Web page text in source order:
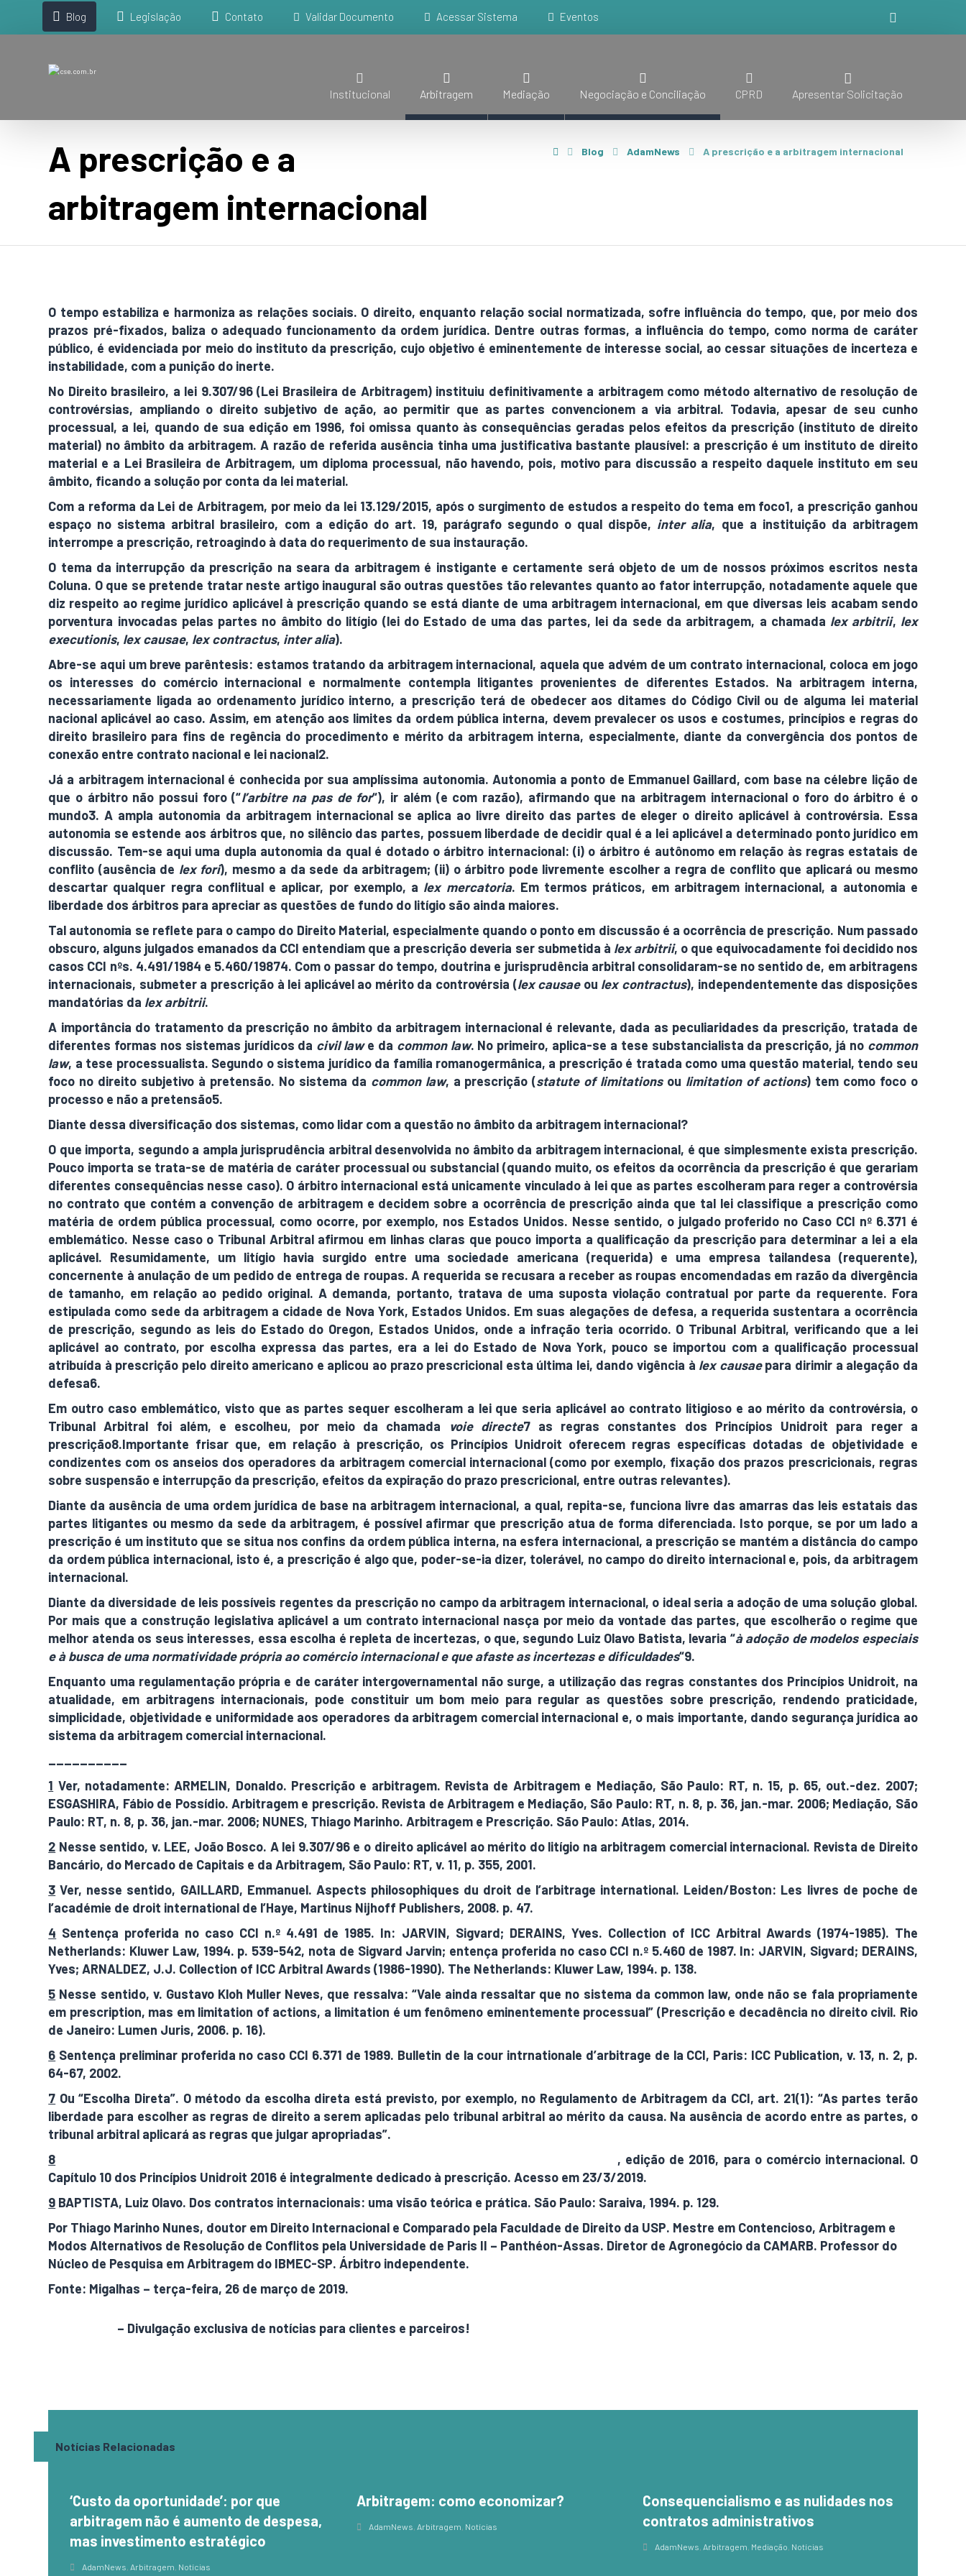
Blog Legislação Contato Validar Documento Acessar Sistema Eventos
Institucional Arbitragem Mediação Negociação e Conciliação CPRD Apresentar Solicitação
A prescrição e a
arbitragem internacional
Blog AdamNews A prescrição e a arbitragem internacional
O tempo estabiliza e harmoniza as relações sociais. O direito, enquanto relação social normatizada, sofre influência do tempo, que, por meio dos
prazos pré-fixados, baliza o adequado funcionamento da ordem jurídica. Dentre outras formas, a influência do tempo, como norma de caráter
público, é evidenciada por meio do instituto da prescrição, cujo objetivo é eminentemente de interesse social, ao cessar situações de incerteza e
instabilidade, com a punição do inerte.
No Direito brasileiro, a lei 9.307/96 (Lei Brasileira de Arbitragem) instituiu definitivamente a arbitragem como método alternativo de resolução de
controvérsias, ampliando o direito subjetivo de ação, ao permitir que as partes convencionem a via arbitral. Todavia, apesar de seu cunho
processual, a lei, quando de sua edição em 1996, foi omissa quanto às consequências geradas pelos efeitos da prescrição (instituto de direito
material) no âmbito da arbitragem. A razão de referida ausência tinha uma justificativa bastante plausível: a prescrição é um instituto de direito
material e a Lei Brasileira de Arbitragem, um diploma processual, não havendo, pois, motivo para discussão a respeito daquele instituto em seu
âmbito, ficando a solução por conta da lei material.
Com a reforma da Lei de Arbitragem, por meio da lei 13.129/2015, após o surgimento de estudos a respeito do tema em foco1, a prescrição ganhou
espaço no sistema arbitral brasileiro, com a edição do art. 19, parágrafo segundo o qual dispõe, inter alia, que a instituição da arbitragem
interrompe a prescrição, retroagindo à data do requerimento de sua instauração.
O tema da interrupção da prescrição na seara da arbitragem é instigante e certamente será objeto de um de nossos próximos escritos nesta
Coluna. O que se pretende tratar neste artigo inaugural são outras questões tão relevantes quanto ao fator interrupção, notadamente aquele que
diz respeito ao regime jurídico aplicável à prescrição quando se está diante de uma arbitragem internacional, em que diversas leis acabam sendo
porventura invocadas pelas partes no âmbito do litígio (lei do Estado de uma das partes, lei da sede da arbitragem, a chamada lex arbitrii, lex
executionis, lex causae, lex contractus, inter alia).
Abre-se aqui um breve parêntesis: estamos tratando da arbitragem internacional, aquela que advém de um contrato internacional, coloca em jogo
os interesses do comércio internacional e normalmente contempla litigantes provenientes de diferentes Estados. Na arbitragem interna,
necessariamente ligada ao ordenamento jurídico interno, a prescrição terá de obedecer aos ditames do Código Civil ou de alguma lei material
nacional aplicável ao caso. Assim, em atenção aos limites da ordem pública interna, devem prevalecer os usos e costumes, princípios e regras do
direito brasileiro para fins de regência do procedimento e mérito da arbitragem interna, especialmente, diante da convergência dos pontos de
conexão entre contrato nacional e lei nacional2.
Já a arbitragem internacional é conhecida por sua amplíssima autonomia. Autonomia a ponto de Emmanuel Gaillard, com base na célebre lição de
que o árbitro não possui foro (“l’arbitre na pas de for“), ir além (e com razão), afirmando que na arbitragem internacional o foro do árbitro é o
mundo3. A ampla autonomia da arbitragem internacional se aplica ao livre direito das partes de eleger o direito aplicável à controvérsia. Essa
autonomia se estende aos árbitros que, no silêncio das partes, possuem liberdade de decidir qual é a lei aplicável a determinado ponto jurídico em
discussão. Tem-se aqui uma dupla autonomia da qual é dotado o árbitro internacional: (i) o árbitro é autônomo em relação às regras estatais de
conflito (ausência de lex fori), mesmo a da sede da arbitragem; (ii) o árbitro pode livremente escolher a regra de conflito que aplicará ou mesmo
descartar qualquer regra conflitual e aplicar, por exemplo, a lex mercatoria. Em termos práticos, em arbitragem internacional, a autonomia e
liberdade dos árbitros para apreciar as questões de fundo do litígio são ainda maiores.
Tal autonomia se reflete para o campo do Direito Material, especialmente quando o ponto em discussão é a ocorrência de prescrição. Num passado
obscuro, alguns julgados emanados da CCI entendiam que a prescrição deveria ser submetida à lex arbitrii, o que equivocadamente foi decidido nos
casos CCI nºs. 4.491/1984 e 5.460/19874. Com o passar do tempo, doutrina e jurisprudência arbitral consolidaram-se no sentido de, em arbitragens
internacionais, submeter a prescrição à lei aplicável ao mérito da controvérsia (lex causaeou lex contractus), independentemente das disposições
mandatórias da lex arbitrii.
A importância do tratamento da prescrição no âmbito da arbitragem internacional é relevante, dada as peculiaridades da prescrição, tratada de
diferentes formas nos sistemas jurídicos da civil lawe da common law. No primeiro, aplica-se a tese substancialista da prescrição, já no common
law, a tese processualista. Segundo o sistema jurídico da família romano­germânica, a prescrição é tratada como uma questão material, tendo seu
foco no direito subjetivo à pretensão. No sistema da common law, a prescrição (statute of limitationsou limitation of actions) tem como foco o
processo e não a pretensão5.
Diante dessa diversificação dos sistemas, como lidar com a questão no âmbito da arbitragem internacional?
O que importa, segundo a ampla jurisprudência arbitral desenvolvida no âmbito da arbitragem internacional, é que simplesmente exista prescrição.
Pouco importa se trata-se de matéria de caráter processual ou substancial (quando muito, os efeitos da ocorrência da prescrição é que gerariam
diferentes consequências nesse caso). O árbitro internacional está unicamente vinculado à lei que as partes escolheram para reger a controvérsia
no contrato que contém a convenção de arbitragem e decidem sobre a ocorrência de prescrição ainda que tal lei classifique a prescrição como
matéria de ordem pública processual, como ocorre, por exemplo, nos Estados Unidos. Nesse sentido, o julgado proferido no Caso CCI nº 6.371 é
emblemático. Nesse caso o Tribunal Arbitral afirmou em linhas claras que pouco importa a qualificação da prescrição para determinar a lei a ela
aplicável. Resumidamente, um litígio havia surgido entre uma sociedade americana (requerida) e uma empresa tailandesa (requerente),
concernente à anulação de um pedido de entrega de roupas. A requerida se recusara a receber as roupas encomendadas em razão da divergência
de tamanho, em relação ao pedido original. A demanda, portanto, tratava de uma suposta violação contratual por parte da requerente. Fora
estipulada como sede da arbitragem a cidade de Nova York, Estados Unidos. Em suas alegações de defesa, a requerida sustentara a ocorrência
de prescrição, segundo as leis do Estado do Oregon, Estados Unidos, onde a infração teria ocorrido. O Tribunal Arbitral, verificando que a lei
aplicável ao contrato, por escolha expressa das partes, era a lei do Estado de Nova York, pouco se importou com a qualificação processual
atribuída à prescrição pelo direito americano e aplicou ao prazo prescricional esta última lei, dando vigência à lex causaepara dirimir a alegação da
defesa6.
Em outro caso emblemático, visto que as partes sequer escolheram a lei que seria aplicável ao contrato litigioso e ao mérito da controvérsia, o
Tribunal Arbitral foi além, e escolheu, por meio da chamada
voie directe7 as regras constantes dos Princípios Unidroit para reger a
prescrição8.Importante frisar que, em relação à prescrição, os Princípios Unidroit oferecem regras específicas dotadas de objetividade e
condizentes com os anseios dos operadores da arbitragem comercial internacional (como por exemplo, fixação dos prazos prescricionais, regras
sobre suspensão e interrupção da prescrição, efeitos da expiração do prazo prescricional, entre outras relevantes).
Diante da ausência de uma ordem jurídica de base na arbitragem internacional, a qual, repita-se, funciona livre das amarras das leis estatais das
partes litigantes ou mesmo da sede da arbitragem, é possível afirmar que prescrição atua de forma diferenciada. Isto porque, se por um lado a
prescrição é um instituto que se situa nos confins da ordem pública interna, na esfera internacional, a prescrição se mantém a distância do campo
da ordem pública internacional, isto é, a prescrição é algo que, poder-se-ia dizer, tolerável, no campo do direito internacional e, pois, da arbitragem
internacional.
Diante da diversidade de leis possíveis regentes da prescrição no campo da arbitragem internacional, o ideal seria a adoção de uma solução global.
Por mais que a construção legislativa aplicável a um contrato internacional nasça por meio da vontade das partes, que escolherão o regime que
melhor atenda os seus interesses, essa escolha é repleta de incertezas, o que, segundo Luiz Olavo Batista, levaria “à adoção de modelos especiais
e à busca de uma normatividade própria ao comércio internacional e que afaste as incertezas e dificuldades“9.
Enquanto uma regulamentação própria e de caráter intergovernamental não surge, a utilização das regras constantes dos Princípios Unidroit, na
atualidade, em arbitragens internacionais, pode constituir um bom meio para regular as questões sobre prescrição, rendendo praticidade,
simplicidade, objetividade e uniformidade aos operadores da arbitragem comercial internacional e, o mais importante, dando segurança jurídica ao
sistema da arbitragem comercial internacional.
__________
1 Ver, notadamente: ARMELIN, Donaldo. Prescrição e arbitragem. Revista de Arbitragem e Mediação, São Paulo: RT, n. 15, p. 65, out.-dez. 2007;
ESGASHIRA, Fábio de Possídio. Arbitragem e prescrição. Revista de Arbitragem e Mediação, São Paulo: RT, n. 8, p. 36, jan.-mar. 2006; Mediação, São
Paulo: RT, n. 8, p. 36, jan.-mar. 2006; NUNES, Thiago Marinho. Arbitragem e Prescrição. São Paulo: Atlas, 2014.
2 Nesse sentido, v. LEE, João Bosco. A lei 9.307/96 e o direito aplicável ao mérito do litígio na arbitragem comercial internacional. Revista de Direito
Bancário, do Mercado de Capitais e da Arbitragem, São Paulo: RT, v. 11, p. 355, 2001.
3 Ver, nesse sentido, GAILLARD, Emmanuel. Aspects philosophiques du droit de l’arbitrage international. Leiden/Boston: Les livres de poche de
l’académie de droit international de l’Haye, Martinus Nijhoff Publishers, 2008. p. 47.
4 Sentença proferida no caso CCI n.º 4.491 de 1985. In: JARVIN, Sigvard; DERAINS, Yves. Collection of ICC Arbitral Awards (1974-1985). The
Netherlands: Kluwer Law, 1994. p. 539-542, nota de Sigvard Jarvin; entença proferida no caso CCI n.º 5.460 de 1987. In: JARVIN, Sigvard; DERAINS,
Yves; ARNALDEZ, J.J. Collection of ICC Arbitral Awards (1986-1990). The Netherlands: Kluwer Law, 1994. p. 138.
5 Nesse sentido, v. Gustavo Kloh Muller Neves, que ressalva: “Vale ainda ressaltar que no sistema da common law, onde não se fala propriamente
em prescription, mas em limitation of actions, a limitation é um fenômeno eminentemente processual” (Prescrição e decadência no direito civil. Rio
de Janeiro: Lumen Juris, 2006. p. 16).
6 Sentença preliminar proferida no caso CCI 6.371 de 1989. Bulletin de la cour intrnationale d’arbitrage de la CCI, Paris: ICC Publication, v. 13, n. 2, p.
64-67, 2002.
7 Ou “Escolha Direta”. O método da escolha direta está previsto, por exemplo, no Regulamento de Arbitragem da CCI, art. 21(1): “As partes terão
liberdade para escolher as regras de direito a serem aplicadas pelo tribunal arbitral ao mérito da causa. Na ausência de acordo entre as partes, o
tribunal arbitral aplicará as regras que julgar apropriadas”.
8
, edição de 2016, para o comércio internacional. O
Capítulo 10 dos Princípios Unidroit 2016 é integralmente dedicado à prescrição. Acesso em 23/3/2019.
9 BAPTISTA, Luiz Olavo. Dos contratos internacionais: uma visão teórica e prática. São Paulo: Saraiva, 1994. p. 129.
Por Thiago Marinho Nunes, doutor em Direito Internacional e Comparado pela Faculdade de Direito da USP. Mestre em Contencioso, Arbitragem e
Modos Alternativos de Resolução de Conflitos pela Universidade de Paris II – Panthéon-Assas. Diretor de Agronegócio da CAMARB. Professor do
Núcleo de Pesquisa em Arbitragem do IBMEC-SP. Árbitro independente.
Fonte: Migalhas – terça-feira, 26 de março de 2019.
– Divulgação exclusiva de notícias para clientes e parceiros!
Notícias Relacionadas
‘Custo da oportunidade’: por que
arbitragem não é aumento de despesa,
mas investimento estratégico
AdamNews, Arbitragem, Notícias
Arbitragem: como economizar?
AdamNews, Arbitragem, Notícias
Consequencialismo e as nulidades nos
contratos administrativos
AdamNews, Arbitragem, Mediação, Notícias